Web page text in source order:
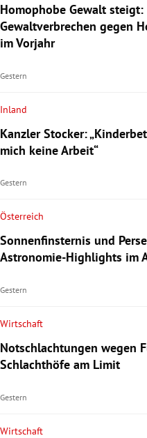
Homophobe Gewalt
Gewaltverbrechen gegen
im Vorjahr
Gestern
Inland
Kanzler Stocker:
mich keine Arbeit“
Gestern
Österreich
Sonnenfinsternis und
Astronomie-Highlights im
Gestern
Wirtschaft
Notschlachtungen wegen
Schlachthöfe am Limit
Gestern
Wirtschaft